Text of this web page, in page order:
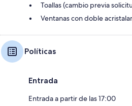
Toallas (cambio previa
Ventanas con doble
Políticas
Entrada
Entrada a partir de las 17:00